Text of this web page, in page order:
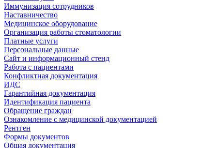
Иммунизация сотрудников
Наставничество
Медицинское оборудование
Организация работы стоматологии
Платные услуги
Персональные данные
Сайт и информационный стенд
Работа с пациентами
Конфликтная документация
ИДС
Гарантийная документация
Идентификация пациента
Обращение граждан
Ознакомление с медицинской документацией
Рентген
Формы документов
Общая документация